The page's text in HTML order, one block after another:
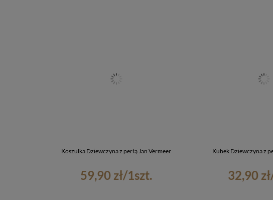
Koszulka Dziewczyna z perłą Jan Vermeer
59,90 zł/1szt.
Kubek Dziewczyna z
32,90 zł